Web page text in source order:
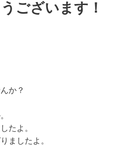
ございます！
か？
たよ。
ましたよ。